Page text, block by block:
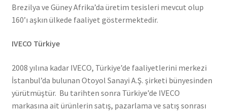
Brezilya ve Güney Afrika’da üretim tesisleri mevcut olup
160’ı aşkın ülkede faaliyet göstermektedir.
IVECO Türkiye
2008 yılına kadar IVECO, Türkiye’de faaliyetlerini merkezi
İstanbul’da bulunan Otoyol Sanayi A.Ş. şirketi bünyesinden
yürütmüştür. Bu tarihten sonra Türkiye’de IVECO
markasına ait ürünlerin satış, pazarlama ve satış sonrası